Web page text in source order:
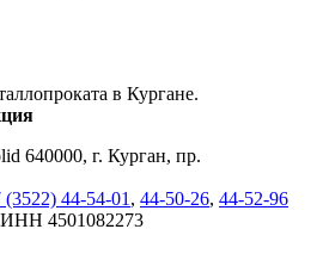
в Кургане.
640000, г. Курган, пр.
(3522) 44-54-01 , 44-50-26, 44-52-96
ИНН 4501082273